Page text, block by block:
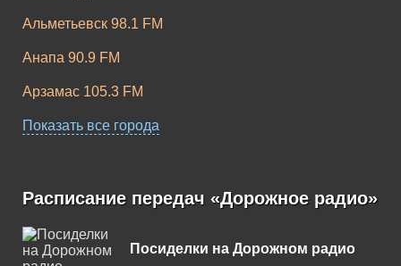
Альметьевск 98.1 FM
Анапа 90.9 FM
Арзамас 105.3 FM
Армавир 96.1 FM
Асбест 99.1 FM
Астрахань 106.0 FM
Ачинск 107.0 FM
Показать все города
Расписание передач «Дорожное радио»
Посиделки на Дорожном радио